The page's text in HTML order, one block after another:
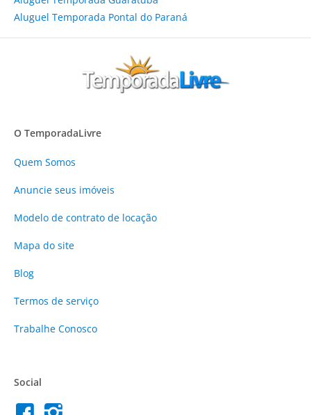
Aluguel Temporada Pontal do Paraná
O TemporadaLivre
Quem Somos
Anuncie seus imóveis
Modelo de contrato de locação
Mapa do site
Blog
Termos de serviço
Trabalhe Conosco
Social